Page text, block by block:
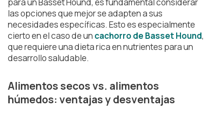
las opciones que mejor se adapten a sus
necesidades específicas. Esto es especialmente
cierto en el caso de un cachorro de Basset Hound,
que requiere una dieta rica en nutrientes para un
desarrollo saludable.
Alimentos secos vs. alimentos
húmedos: ventajas y desventajas